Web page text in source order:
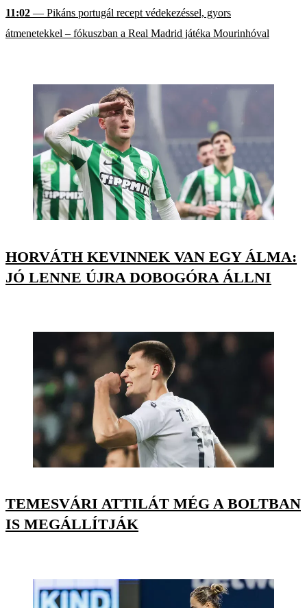
11:02 — Pikáns portugál recept védekezéssel, gyors
átmenetekkel – fókuszban a Real Madrid játéka Mourinhóval
HORVÁTH KEVINNEK VAN EGY ÁLMA:
JÓ LENNE ÚJRA DOBOGÓRA ÁLLNI
TEMESVÁRI ATTILÁT MÉG A BOLTBAN
IS MEGÁLLÍTJÁK